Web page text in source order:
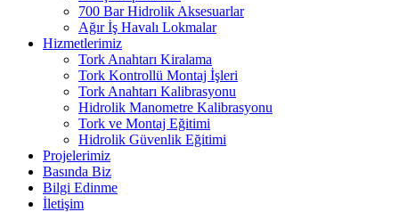
700 Bar Hidrolik Aksesuarlar
Ağır İş Havalı Lokmalar
Hizmetlerimiz
Tork Anahtarı Kiralama
Tork Kontrollü Montaj İşleri
Tork Anahtarı Kalibrasyonu
Hidrolik Manometre Kalibrasyonu
Tork ve Montaj Eğitimi
Hidrolik Güvenlik Eğitimi
Projelerimiz
Basında Biz
Bilgi Edinme
İletişim